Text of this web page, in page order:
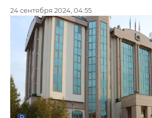
24 сентября 2024, 04:55